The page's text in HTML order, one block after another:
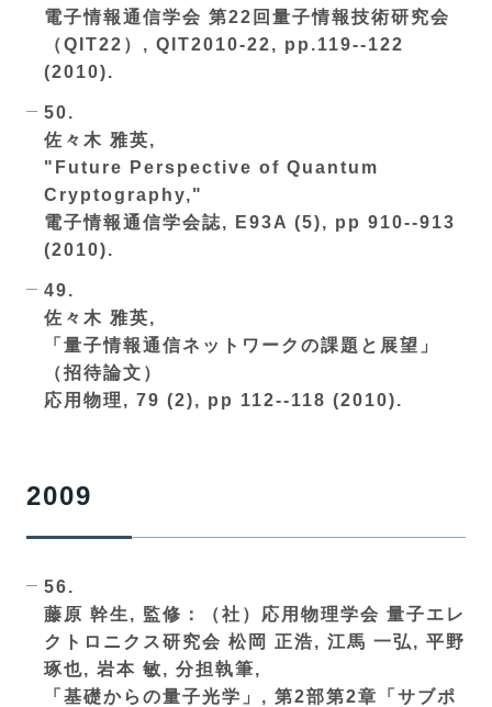
電子情報通信学会 第22回量子情報技術研究会
（QIT22）, QIT2010-22, pp.119--122
(2010).
50.
佐々木 雅英,
"Future Perspective of Quantum
Cryptography,"
電子情報通信学会誌, E93A (5), pp 910--913
(2010).
49.
佐々木 雅英,
「量子情報通信ネットワークの課題と展望」
（招待論文）
応用物理, 79 (2), pp 112--118 (2010).
2009
56.
藤原 幹生, 監修：（社）応用物理学会 量子エレ
クトロニクス研究会 松岡 正浩, 江馬 一弘, 平野
琢也, 岩本 敏, 分担執筆,
「基礎からの量子光学」, 第2部第2章「サブポ